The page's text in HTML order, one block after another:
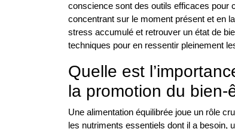
conscience sont des outils efficaces pour
concentrant sur le moment présent et en
stress accumulé et retrouver un état de
techniques pour en ressentir pleinement
Quelle est
la promotion du bien-
Une alimentation équilibrée joue un rôle
les nutriments essentiels dont il a besoin,